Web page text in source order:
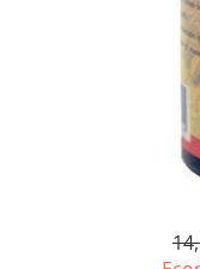
Probiotice si
Slabire si control
Balsam masca si
Produse cu SPF